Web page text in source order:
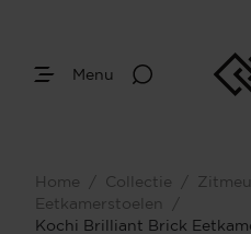
Menu
Home / Collectie /
Eetkamerstoelen
/
Kochi Brilliant Brick